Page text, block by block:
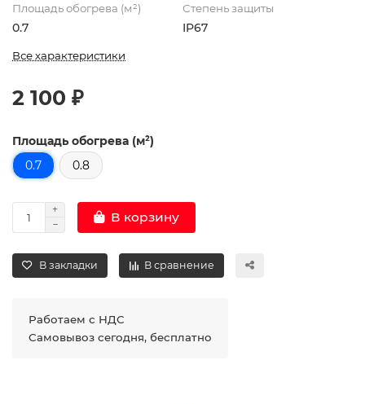
Площадь обогрева (м²)
0.7
Степень защиты
IP67
Все характеристики
2 100 ₽
Площадь обогрева (м²)
0.7
0.8
В корзину
В закладки В сравнение
Работаем с НДС
Самовывоз сегодня, бесплатно